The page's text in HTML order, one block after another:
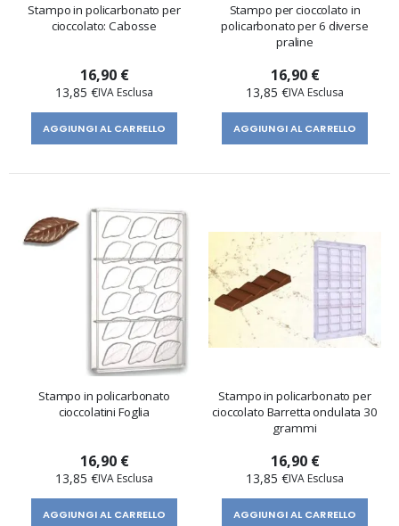
Stampo in policarbonato per
cioccolato: Cabosse
16,90 €
13,85 €
AGGIUNGI AL CARRELLO
Stampo per cioccolato in
policarbonato per 6 diverse
praline
16,90 €
13,85 €
AGGIUNGI AL CARRELLO
Stampo in policarbonato
cioccolatini Foglia
16,90 €
13,85 €
AGGIUNGI AL CARRELLO
Stampo in policarbonato per
cioccolato Barretta ondulata 30
grammi
16,90 €
13,85 €
AGGIUNGI AL CARRELLO